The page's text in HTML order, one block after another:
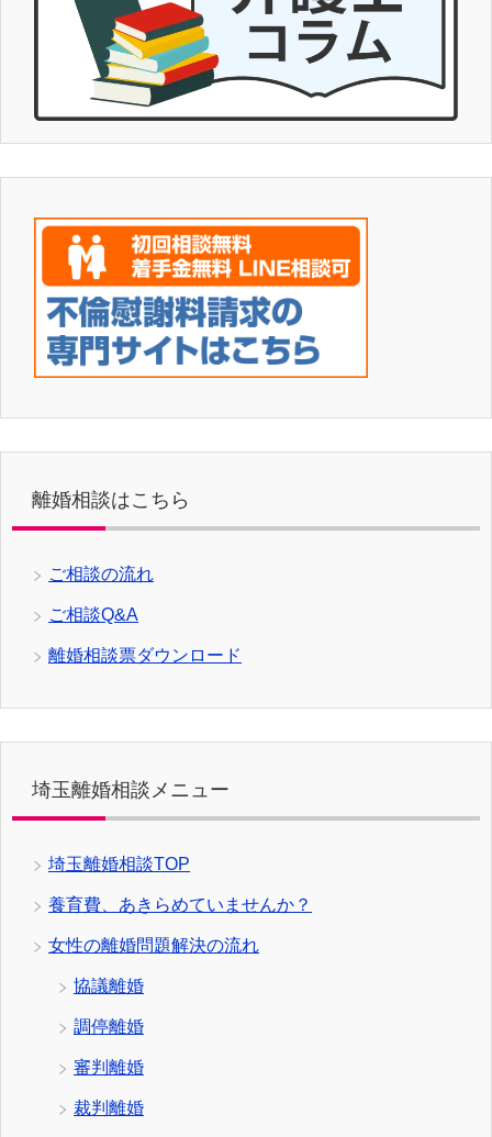
離婚相談はこちら
ご相談の流れ
ご相談Q&A
離婚相談票ダウンロード
埼玉離婚相談メニュー
埼玉離婚相談TOP
養育費、あきらめていませんか？
女性の離婚問題解決の流れ
協議離婚
調停離婚
審判離婚
裁判離婚